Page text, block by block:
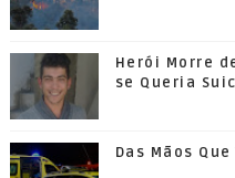
Herói Morre
se Queria
Das Mãos